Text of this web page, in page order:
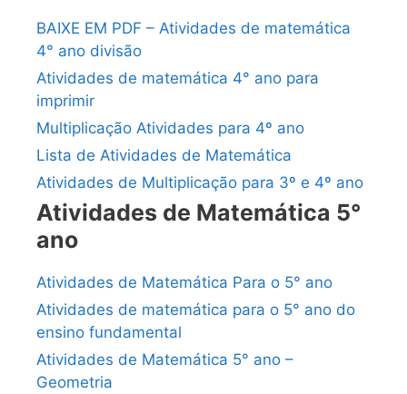
BAIXE EM PDF – Atividades de matemática
4° ano divisão
Atividades de matemática 4° ano para
imprimir
Multiplicação Atividades para 4º ano
Lista de Atividades de Matemática
Atividades de Multiplicação para 3º e 4º ano
Atividades de Matemática 5°
ano
Atividades de Matemática Para o 5° ano
Atividades de matemática para o 5° ano do
ensino fundamental
Atividades de Matemática 5° ano –
Geometria